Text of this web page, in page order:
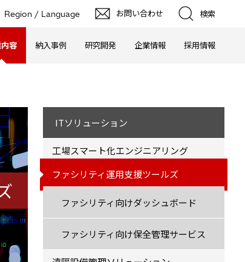
Region / Language お問い合わせ 検索
容 納入事例 研究開発 企業情報 採用情報
ITソリューション
工場スマート化エンジニアリング
ファシリティ運用支援ツールズ
ファシリティ向けダッシュボード
ファシリティ向け保全管理サービス